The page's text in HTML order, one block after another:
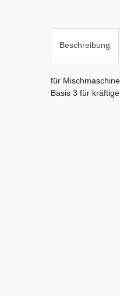
Beschreibung
für
Basis 3 für